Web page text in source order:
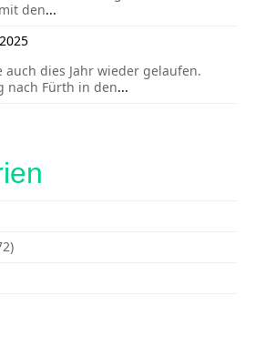
den...
auch dies Jahr wieder gelaufen.
nach Fürth in den...